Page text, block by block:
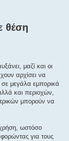
θέση
μαζί και οι
αρχίσει να
σε μεγάλα εμπορικά
και περιοχών,
μπορούν να
χρήση, ωστόσο
για τους